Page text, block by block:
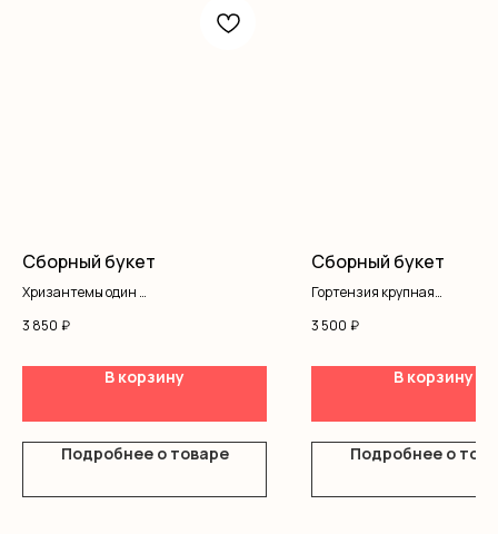
Сборный букет
Хризантемы один
Оформление
3 850 ₽
В корзину
Подробнее о товаре
Сборный букет
Гортензия крупная
Хризантема
Оформление
3 500 ₽
В корзину
Подробнее о